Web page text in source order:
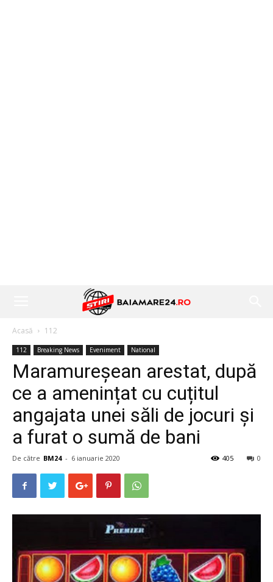
Acasă 112
112 Breaking News Eveniment National
Maramureșean arestat, după
ce a amenințat cu cuțitul
angajata unei săli de jocuri și
a furat o sumă de bani
De către BM24 - 6 ianuarie 2020 0
405